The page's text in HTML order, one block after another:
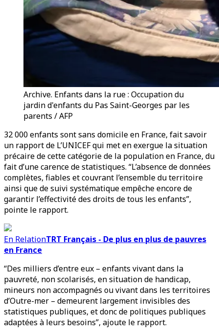
Archive. Enfants dans la rue : Occupation du
jardin d'enfants du Pas Saint-Georges par les
parents / AFP
32 000 enfants sont sans domicile en France, fait savoir
un rapport de L’UNICEF qui met en exergue la situation
précaire de cette catégorie de la population en France, du
fait d’une carence de statistiques. “L’absence de données
complètes, fiables et couvrant l’ensemble du territoire
ainsi que de suivi systématique empêche encore de
garantir l’effectivité des droits de tous les enfants”,
pointe le rapport.
En RelationTRT Français - De plus en plus de pauvres
en France
“Des milliers d’entre eux – enfants vivant dans la
pauvreté, non scolarisés, en situation de handicap,
mineurs non accompagnés ou vivant dans les territoires
d’Outre-mer – demeurent largement invisibles des
statistiques publiques, et donc de politiques publiques
adaptées à leurs besoins”, ajoute le rapport.